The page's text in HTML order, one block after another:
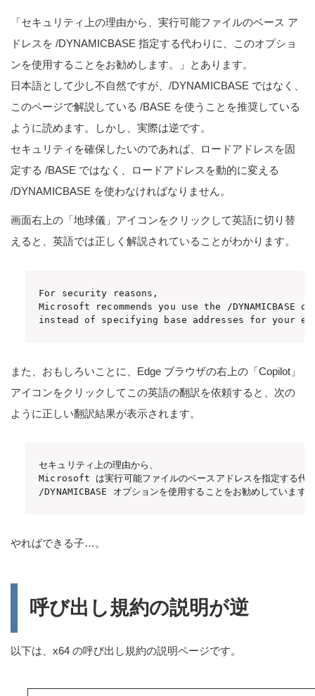
「セキュリティ上の理由から、実行可能ファイルのベース ア
ドレスを /DYNAMICBASE 指定する代わりに、このオプショ
ンを使用することをお勧めします。」とあります。
日本語として少し不自然ですが、/DYNAMICBASE ではなく、
このページで解説している /BASE を使うことを推奨している
ように読めます。しかし、実際は逆です。
セキュリティを確保したいのであれば、ロードアドレスを固
定する /BASE ではなく、ロードアドレスを動的に変える
/DYNAMICBASE を使わなければなりません。
画面右上の「地球儀」アイコンをクリックして英語に切り替
えると、英語では正しく解説されていることがわかります。
For security reasons,
Microsoft recommends you use the /DYNAMICBASE
instead of specifying base addresses for your
また、おもしろいことに、Edge ブラウザの右上の「Copilot」
アイコンをクリックしてこの英語の翻訳を依頼すると、次の
ように正しい翻訳結果が表示されます。
セキュリティ上の理由から、
Microsoft は実行可能ファイルのベースアドレスを指定する代
/DYNAMICBASE オプションを使用することをお勧めしています。
やればできる子…。
呼び出し規約の説明が逆
以下は、x64 の呼び出し規約の説明ページです。